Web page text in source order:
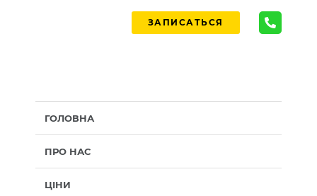
ЗАПИСАТЬСЯ
ГОЛОВНА
ПРО НАС
ЦІНИ